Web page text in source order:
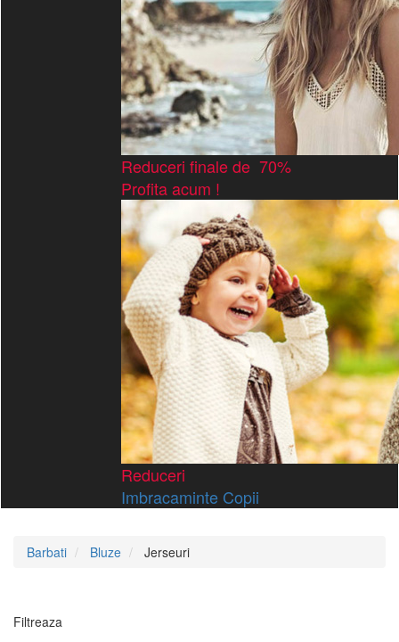
Reduceri finale de 70%
Profita acum !
Reduceri
Imbracaminte Copii
Barbati Bluze Jerseuri
Filtreaza